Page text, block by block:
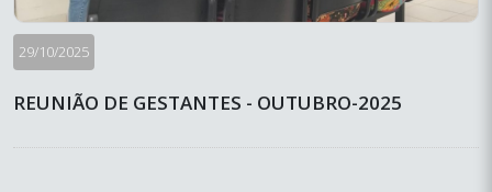
29/10/2025
REUNIÃO DE GESTANTES - OUTUBRO-2025